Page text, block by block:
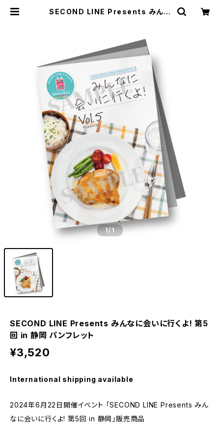
SECOND LINE Presents みんな
1/1
SECOND LINE Presents みんなに会いに行くよ! 第5
回 in 静岡 パンフレット
¥3,520
International shipping available
2024年6月22日開催イベント 「SECOND LINE Presents みん
なに会いに行くよ! 第5回 in 静岡」販売商品